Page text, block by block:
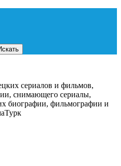
сериалов и фильмов,
снимающего сериалы,
биографии, фильмографии и